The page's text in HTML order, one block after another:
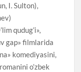
I. Sulton),
qudug’i»,
gap» filmlarida
komediyasini,
o’zbek